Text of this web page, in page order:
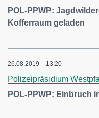
POL-PPWP:
Kofferraum geladen
26.08.2019 – 13:20
Polizeipräsidium
POL-PPWP: Einbruch